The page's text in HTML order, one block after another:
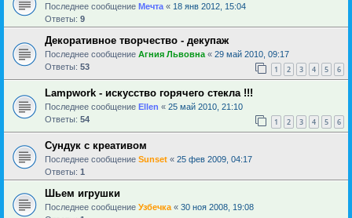
Последнее сообщение Мечта « 18 янв 2012, 15:04
Ответы: 9
Декоративное творчество - декупаж
Последнее сообщение Агния Львовна « 29 май 2010, 09:17
Ответы: 53 1 2 3 4 5 6
Lampwork - искусство горячего стекла !!!
Последнее сообщение Ellen « 25 май 2010, 21:10
Ответы: 54 1 2 3 4 5 6
Сундук с креативом
Последнее сообщение Sunset « 25 фев 2009, 04:17
Ответы: 1
Шьем игрушки
Последнее сообщение Узбечка « 30 ноя 2008, 19:08